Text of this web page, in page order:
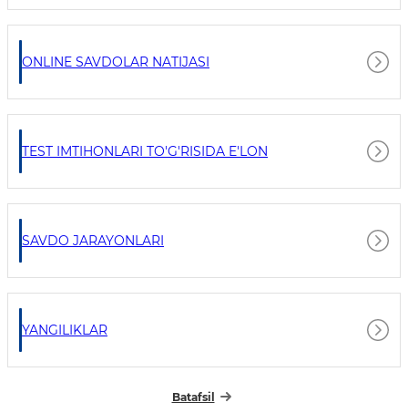
ONLINE SAVDOLAR NATIJASI
TEST IMTIHONLARI TO'G'RISIDA E'LON
SAVDO JARAYONLARI
YANGILIKLAR
Batafsil